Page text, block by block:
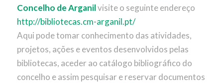
Concelho de Arganilvisite o seguinte endereço
http://bibliotecas.cm-arganil.pt/
Aqui pode tomar conhecimento das atividades,
projetos, ações e eventos desenvolvidos pelas
bibliotecas, aceder ao catálogo bibliográfico do
concelho e assim pesquisar e reservar documentos